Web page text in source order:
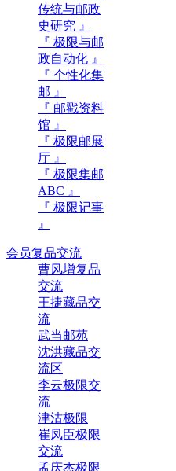
传统与邮政
史研究 』
『 极限与邮
政自动化 』
『 个性化集
邮 』
『 邮戳资料
馆 』
『 极限邮展
厅 』
『 极限集邮
ABC 』
『 极限记事
』
会员复品交流
曹风增复品
交流
王捷藏品交
流
武当邮苑
沈洪藏品交
流区
李云极限交
流
津沽极限
崔凤臣极限
交流
孟庆杰极限